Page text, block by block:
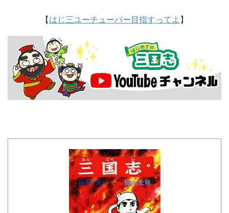
【はじ三ユーチューバー目指すってよ 】